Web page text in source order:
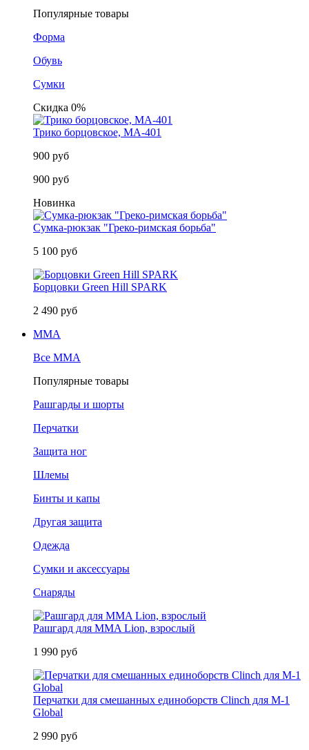
Популярные товары
Форма
Обувь
Сумки
Скидка 0%
Трико борцовское, MA-401
900 руб
900 руб
Новинка
Сумка-рюкзак "Греко-римская борьба"
5 100 руб
Борцовки Green Hill SPARK
2 490 руб
MMA
Все MMA
Популярные товары
Рашгарды и шорты
Перчатки
Защита ног
Шлемы
Бинты и капы
Другая защита
Одежда
Сумки и аксессуары
Снаряды
Рашгард для MMA Lion, взрослый
1 990 руб
Перчатки для смешанных единоборств Clinch для M-1
Global
2 990 руб